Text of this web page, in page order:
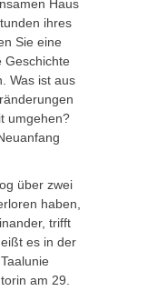
Haus
ihres
Sie eine
Geschichte
Was ist aus
umgehen?
über zwei
haben,
trifft
es in der
am 29.